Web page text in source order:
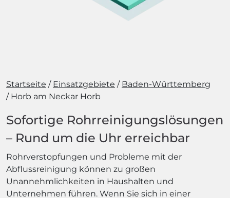
Startseite Einsatzgebiete
Baden-Württemberg
Horb am Neckar Horb
Sofortige Rohrreinigungslösungen
– Rund um die Uhr erreichbar
Rohrverstopfungen und Probleme mit der
Abflussreinigung können zu großen
Unannehmlichkeiten in Haushalten und
Unternehmen führen. Wenn Sie sich in einer